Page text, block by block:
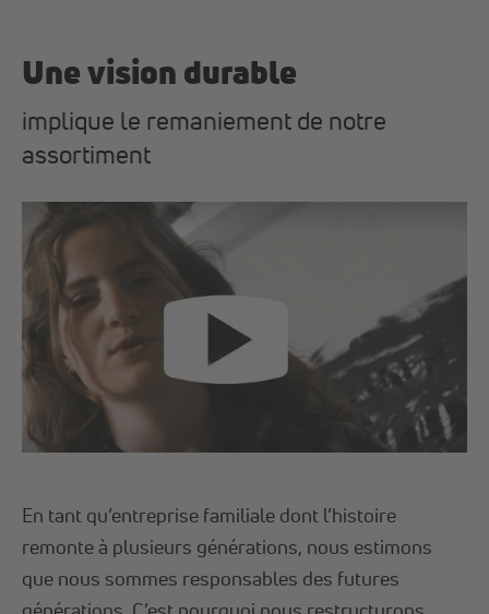
Une vision durable
implique le remaniement de notre
assortiment
En tant qu’entreprise familiale dont l’histoire
remonte à plusieurs générations, nous estimons
que nous sommes responsables des futures